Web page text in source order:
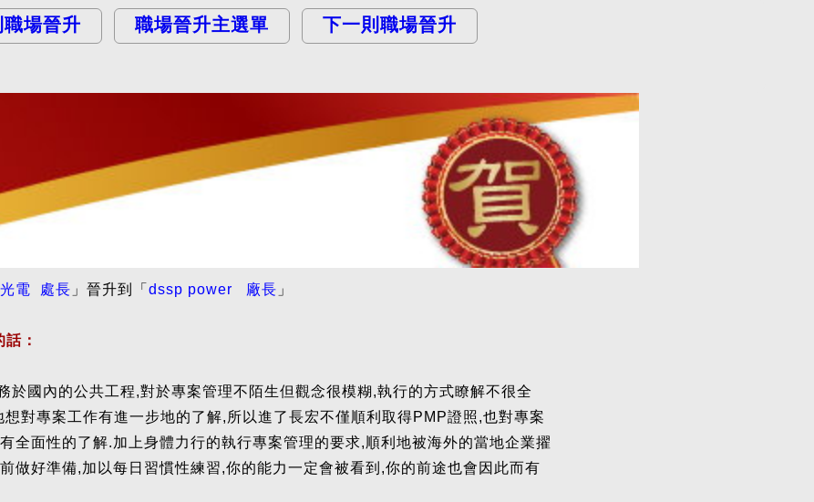
場晉升 職場晉升主選單 下一則職場晉升
電 處長 」晉升到「 dssp power 廠長 」
：
於國內的公共工程,對於專案管理不陌生但觀念很模糊,執行的方式瞭解不很全
對專案工作有進一步地的了解,所以進了長宏不僅順利取得PMP證照,也對專案
全面性的了解.加上身體力行的執行專案管理的要求,順利地被海外的當地企業擢
做好準備,加以每日習慣性練習,你的能力一定會被看到,你的前途也會因此而有